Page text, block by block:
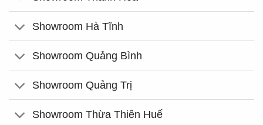
Showroom Hà Tĩnh
Showroom Quảng Bình
Showroom Quảng Trị
Showroom Thừa Thiên Huế